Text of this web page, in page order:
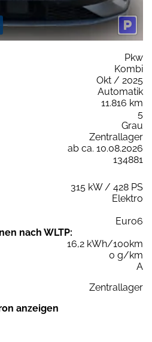
Pkw
Kombi
Okt / 2025
Automatik
11.816 km
5
Grau
Zentrallager
ab ca. 10.08.2026
134881
315 kW / 428 PS
Elektro
Euro6
nach WLTP:
16,2 kWh/100km
0 g/km
A
Zentrallager
anzeigen